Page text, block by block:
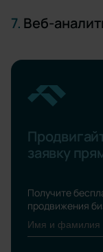
7. Веб-
заявку
Получите
продвижения